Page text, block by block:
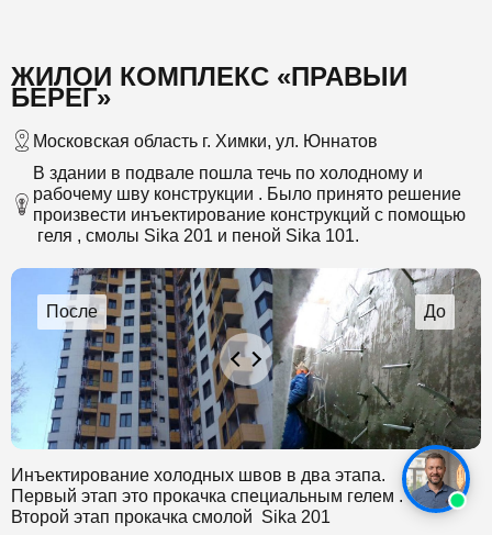
ЖИЛОЙ КОМПЛЕКС «ПРАВЫЙ
БЕРЕГ»
Московская область г. Химки, ул. Юннатов
В здании в подвале пошла течь по холодному и
рабочему шву конструкции . Было принято решение
произвести инъектирование конструкций с помощью
геля , смолы Sika 201 и пеной Sika 101.
Инъектирование холодных швов в два этапа.
Первый этап это прокачка специальным гелем .
Второй этап прокачка смолой Sika 201